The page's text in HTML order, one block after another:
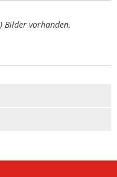
Bilder vorhanden.